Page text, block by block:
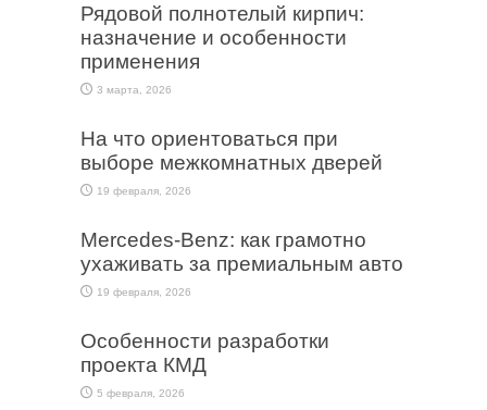
Рядовой полнотелый кирпич:
назначение и особенности
применения
3 марта, 2026
На что ориентоваться при
выборе межкомнатных дверей
19 февраля, 2026
Mercedes-Benz: как грамотно
ухаживать за премиальным авто
19 февраля, 2026
Особенности разработки
проекта КМД
5 февраля, 2026